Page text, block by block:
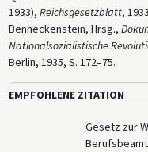
1933), Reichsgesetzblatt,
Benneckenstein, Hrsg.,
Nationalsozialistische
Berlin, 1935, S. 172–75.
EMPFOHLENE ZITATION
Gesetz zur